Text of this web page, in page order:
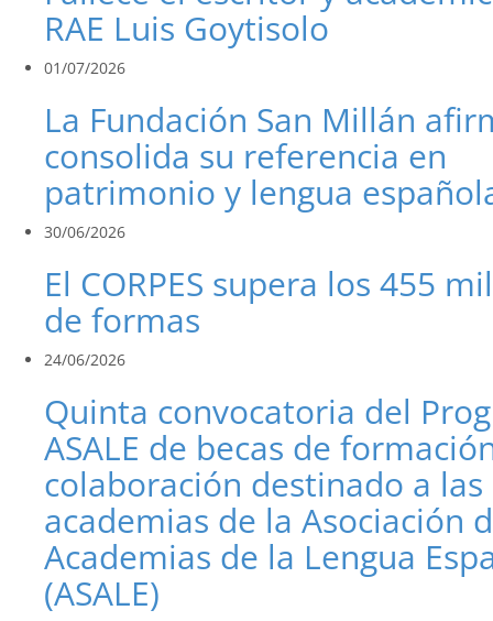
RAE Luis Goytisolo
01/07/2026
La Fundación San Millán
consolida su referencia en
patrimonio y lengua
30/06/2026
El CORPES supera los 455
de formas
24/06/2026
Quinta convocatoria del
ASALE de becas de
colaboración destinado a las
academias de la Asociación
Academias de la Lengua
(ASALE)